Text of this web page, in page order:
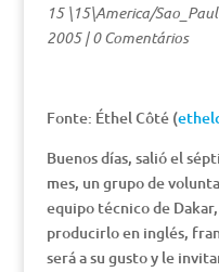
15 \15\America/
2005|0 Comentários
Fonte: Éthel Côté (
Buenos días, salió el
mes, un grupo de
equipo técnico de
producirlo en inglés,
será a su gusto y le